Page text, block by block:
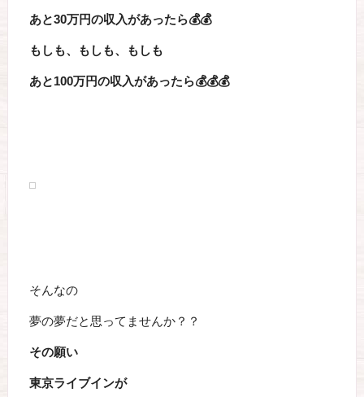
あと30万円の収入があったら💰💰
もしも、もしも、もしも
あと100万円の収入があったら💰💰💰
そんなの
夢の夢だと思ってませんか？？
その願い
東京ライブインが